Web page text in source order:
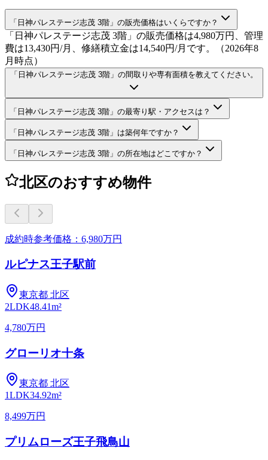
「日神パレステージ志茂 3階」の販売価格はいくらですか？
「日神パレステージ志茂 3階」の販売価格は4,980万円、管理
費は13,430円/月、修繕積立金は14,540円/月です。（2026年8
月時点）
「日神パレステージ志茂 3階」の間取りや専有面積を教えてください。
「日神パレステージ志茂 3階」の最寄り駅・アクセスは？
「日神パレステージ志茂 3階」は築何年ですか？
「日神パレステージ志茂 3階」の所在地はどこですか？
北区のおすすめ物件
成約時参考価格：6,980万円
ルピナス王子駅前
東京都 北区
2LDK48.41m²
4,780万円
グローリオ十条
東京都 北区
1LDK34.92m²
8,499万円
プリムローズ王子飛鳥山